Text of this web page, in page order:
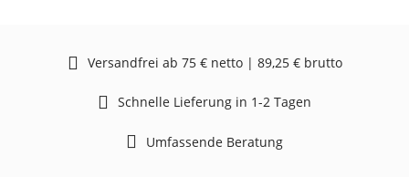
Versandfrei ab 75 € netto | 89,25 € brutto
Schnelle Lieferung in 1-2 Tagen
Umfassende Beratung